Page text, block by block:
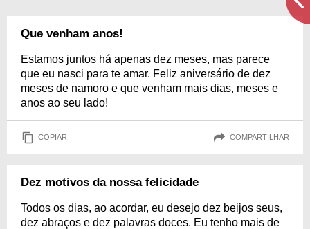
Que venham anos!
Estamos juntos há apenas dez meses, mas parece
que eu nasci para te amar. Feliz aniversário de dez
meses de namoro e que venham mais dias, meses e
anos ao seu lado!
COPIAR COMPARTILHAR
Dez motivos da nossa felicidade
Todos os dias, ao acordar, eu desejo dez beijos seus,
dez abraços e dez palavras doces. Eu tenho mais de